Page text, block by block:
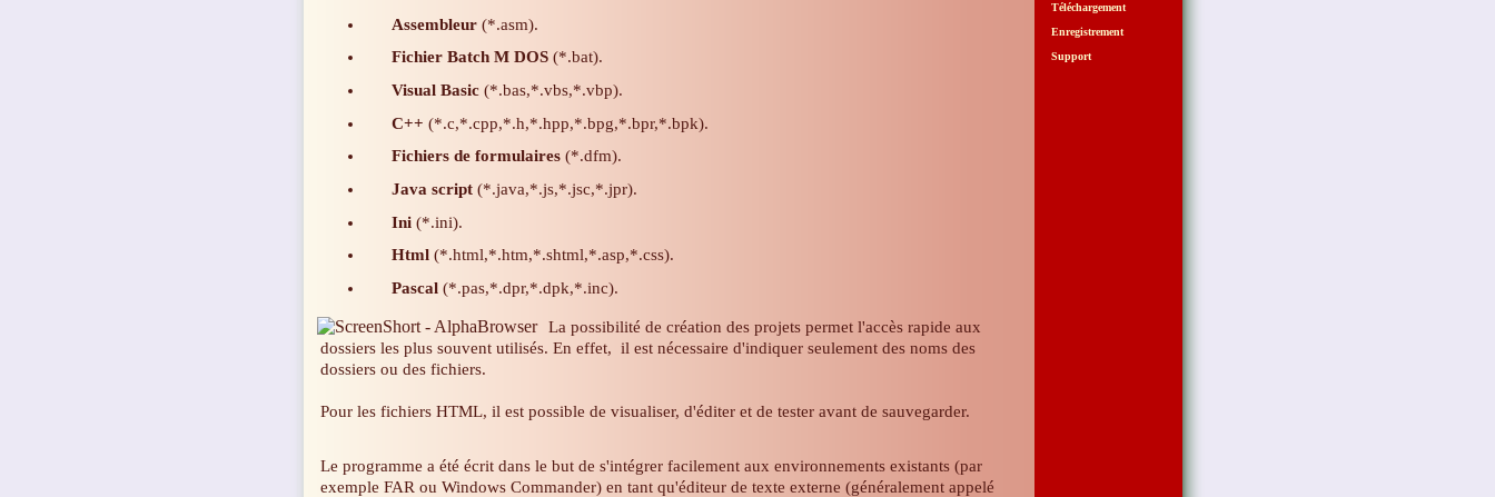
Téléchargement
Enregistrement
Support
Assembleur(*.asm).
Fichier Batch M DOS (*.bat).
Visual Basic(*.bas,*.vbs,*.vbp).
C++ (*.c,*.cpp,*.h,*.hpp,*.bpg,*.bpr,*.bpk).
Fichiers de formulaires (*.dfm).
Java script(*.java,*.js,*.jsc,*.jpr).
Ini(*.ini).
Html(*.html,*.htm,*.shtml,*.asp,*.css).
Pascal(*.pas,*.dpr,*.dpk,*.inc).
La possibilité de création des projets permet l'accès rapide aux
dossiers les plus souvent utilisés. En effet, il est nécessaire d'indiquer seulement des noms des
dossiers ou des fichiers.
Pour les fichiers HTML, il est possible de visualiser, d'éditer et de tester avant de sauvegarder.
Le programme a été écrit dans le but de s'intégrer facilement aux environnements existants (par
exemple FAR ou Windows Commander) en tant qu'éditeur de texte externe (généralement appelé